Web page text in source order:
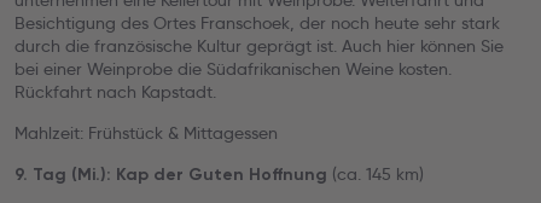
Besichtigung des Ortes Franschoek, der noch heute sehr stark
durch die französische Kultur geprägt ist. Auch hier können Sie
bei einer Weinprobe die Südafrikanischen Weine kosten.
Rückfahrt nach Kapstadt.
Mahlzeit: Frühstück & Mittagessen
9. Tag (Mi.): Kap der Guten Hoffnung (ca. 145 km)